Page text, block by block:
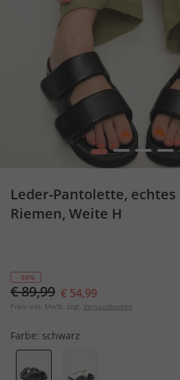
1 2 3 4
Leder-Pantolette,
Riemen, Weite H
- 38%
€ 89,99 € 54,99
Preis inkl. MwSt. zzgl. Versandkosten
Farbe: schwarz